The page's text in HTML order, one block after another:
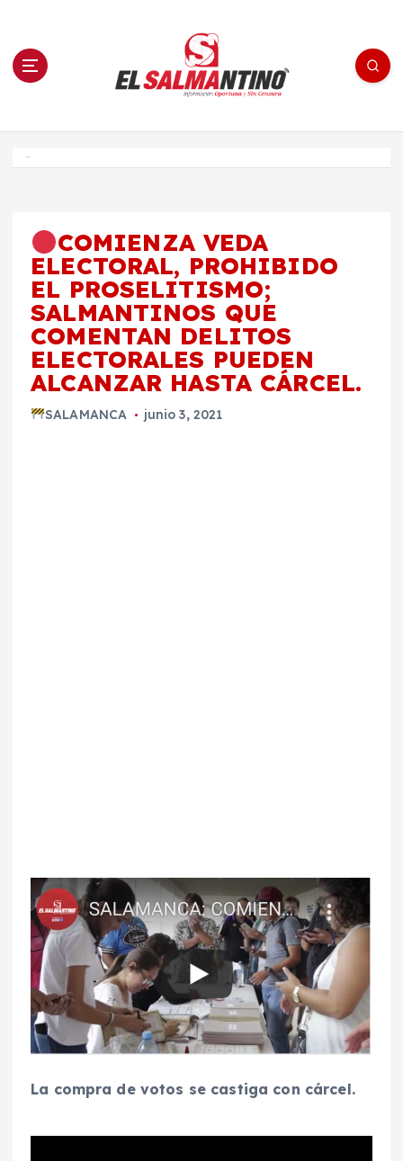
n El Salmantino - medios/noticias/editorial
COMIENZA VEDA
ELECTORAL, PROHIBIDO
EL PROSELITISMO;
SALMANTINOS QUE
COMENTAN DELITOS
ELECTORALES PUEDEN
ALCANZAR HASTA CÁRCEL.
SALAMANCA junio 3, 2021
La compra de votos se castiga con cárcel.